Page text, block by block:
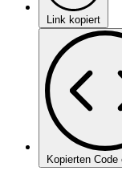
Link kopiert
Kopierten Code